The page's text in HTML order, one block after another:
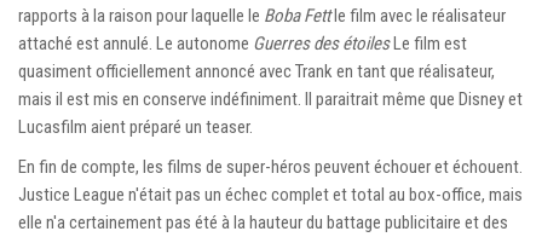
rapports à la raison pour laquelle le Boba Fettle film avec le réalisateur
attaché est annulé. Le autonome Guerres des étoilesLe film est
quasiment officiellement annoncé avec Trank en tant que réalisateur,
mais il est mis en conserve indéfiniment. Il paraitrait même que Disney et
Lucasfilm aient préparé un teaser.
En fin de compte, les films de super-héros peuvent échouer et échouent.
Justice League n'était pas un échec complet et total au box-office, mais
elle n'a certainement pas été à la hauteur du battage publicitaire et des